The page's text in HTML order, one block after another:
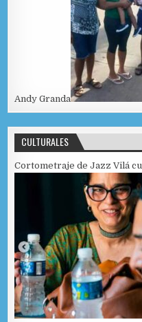
Andy Granda
CULTURALES
Cortometraje de Jazz Vilá